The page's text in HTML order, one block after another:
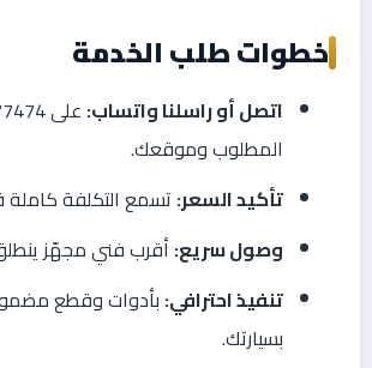
خطوات طلب الخدمة
اتصل أو راسلنا واتساب:
المطلوب وموقعك.
تأكيد السعر: تسمع التكلفة كاملة
وصول سريع: أقرب فني مجهّز
تنفيذ احترافي:بأدوات وقطع
بسيارتك.